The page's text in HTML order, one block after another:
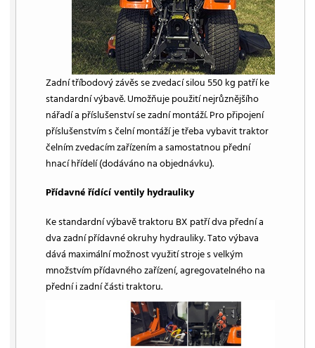
Zadní tříbodový závěs se zvedací silou 550 kg patří ke
standardní výbavě. Umožňuje použití nejrůznějšího
nářadí a příslušenství se zadní montáží. Pro připojení
příslušenstvím s čelní montáží je třeba vybavit traktor
čelním zvedacím zařízením a samostatnou přední
hnací hřídelí (dodáváno na objednávku).
Přídavné řídící ventily hydrauliky
Ke standardní výbavě traktoru BX patří dva přední a
dva zadní přídavné okruhy hydrauliky. Tato výbava
dává maximální možnost využití stroje s velkým
množstvím přídavného zařízení, agregovatelného na
přední i zadní části traktoru.